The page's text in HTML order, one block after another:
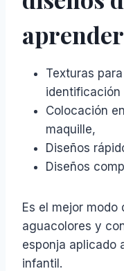
Texturas
identificación
Colocación
maquille,
Diseños
Diseños
Es el mejor
aguacolores y
esponja aplicado
infantil.